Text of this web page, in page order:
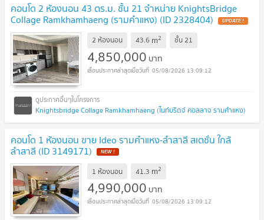
คอนโด 2 ห้องนอน 43 ตร.ม. ชั้น 21 จำหน่าย KnightsBridge
Collage Ramkhamhaeng (รามคำแหง) (ID 2328404) UPDATE !
2 ห้องนอน 43.6 m2 ชั้น21
4,850,000 บาท
05/08/2026 13:09:12
Knightsbridge Collage Ramkhamhaeng (ไนท์บริดจ์ คอลลาจ รามคำแหง)
คอนโด 1 ห้องนอน ขาย Ideo รามคำแหง-ลำสาลี สเตชั่น ใกล้
ลำสาลี (ID 3149171) NEW !
1 ห้องนอน 41.3 m2
4,990,000 บาท
05/08/2026 13:09:12